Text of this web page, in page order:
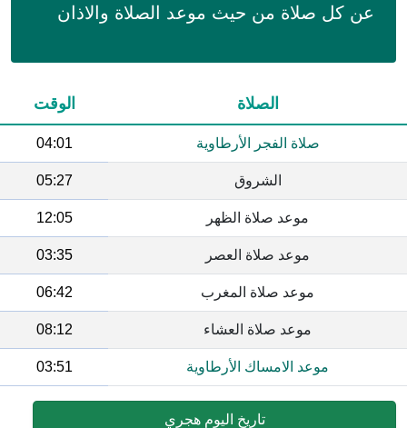
عن كل صلاة من حيث موعد الصلاة والاذان
الصلاة الوقت
صلاة الفجر الأرطاوية 04:01
الشروق 05:27
موعد صلاة الظهر 12:05
موعد صلاة العصر 03:35
موعد صلاة المغرب 06:42
موعد صلاة العشاء 08:12
موعد الامساك الأرطاوية 03:51
تاريخ اليوم هجري